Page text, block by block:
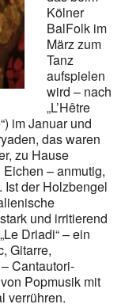
Kölner
BalFolk im
März zum
Tanz
aufspielen
wird – nach
„L’Hêtre
im Januar und
das waren
zu Hause
– anmutig,
Ist der Holzbengel
und irritierend
Driadi“ – ein
Gitarre,
Cantautori-
Popmusik mit
verrühren.